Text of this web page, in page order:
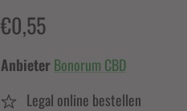
€0,55
Anbieter Bonorum CBD
Legal online bestellen